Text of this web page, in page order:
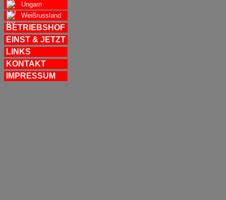
Ungarn
Weißrussland
BETRIEBSHOF
EINST & JETZT
LINKS
KONTAKT
IMPRESSUM